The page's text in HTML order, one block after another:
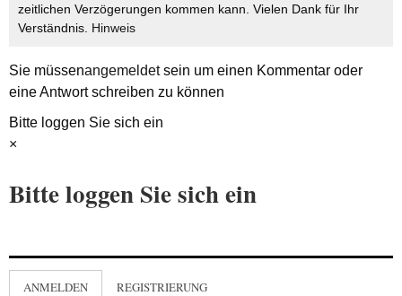
zeitlichen Verzögerungen kommen kann. Vielen Dank für Ihr
Verständnis. Hinweis
Sie müssenangemeldetsein um einen Kommentar oder
eine Antwort schreiben zu können
Bitte loggen Sie sich ein
×
Bitte loggen Sie sich ein
ANMELDEN REGISTRIERUNG